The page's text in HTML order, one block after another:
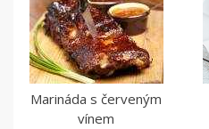
Marináda s červeným
vínem